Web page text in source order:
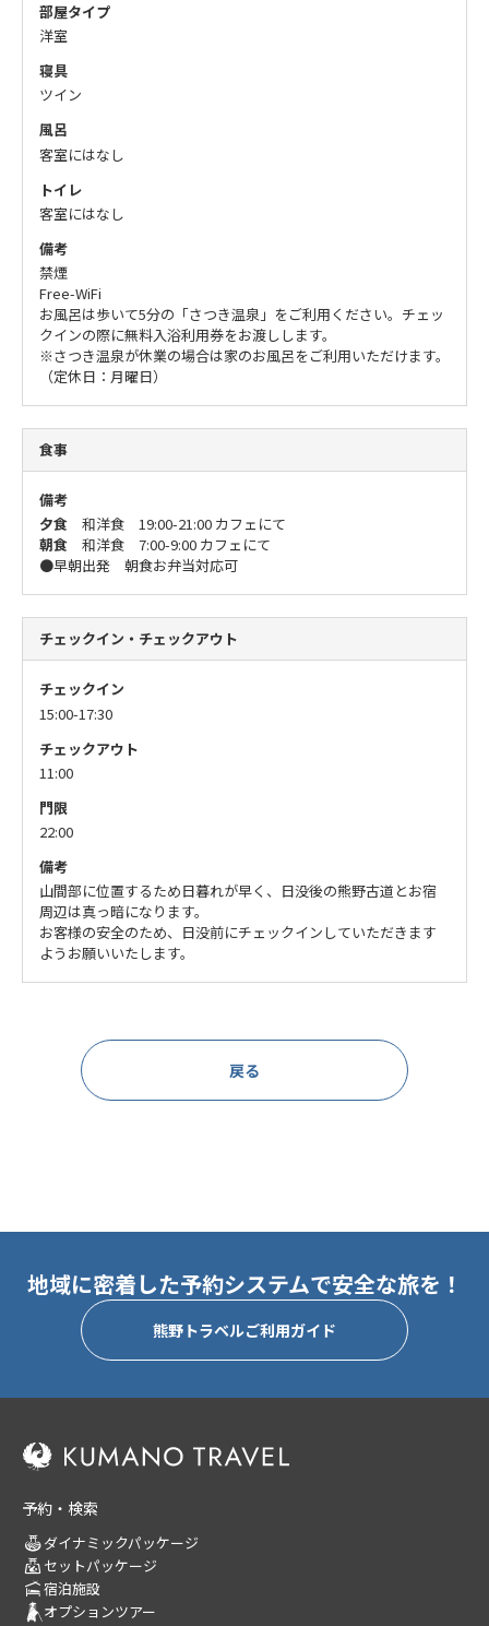
部屋タイプ
洋室
寝具
ツイン
風呂
客室にはなし
トイレ
客室にはなし
備考
禁煙
Free-WiFi
お風呂は歩いて5分の「さつき温泉」をご利用ください。チェッ
クインの際に無料入浴利用券をお渡しします。
※さつき温泉が休業の場合は家のお風呂をご利用いただけます。
（定休日：月曜日）
食事
備考
夕食 和洋食 19:00-21:00 カフェにて
朝食 和洋食 7:00-9:00 カフェにて
●早朝出発 朝食お弁当対応可
チェックイン・チェックアウト
チェックイン
15:00-17:30
チェックアウト
11:00
門限
22:00
備考
山間部に位置するため日暮れが早く、日没後の熊野古道とお宿
周辺は真っ暗になります。
お客様の安全のため、日没前にチェックインしていただきます
ようお願いいたします。
戻る
地域に密着した予約システムで安全な旅を！
熊野トラベルご利用ガイド
予約・検索
ダイナミックパッケージ
セットパッケージ
宿泊施設
オプションツアー